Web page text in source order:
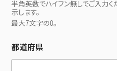
半角英数でハイフン無しでご入力
示します。
最大7文字の0。
都道府県